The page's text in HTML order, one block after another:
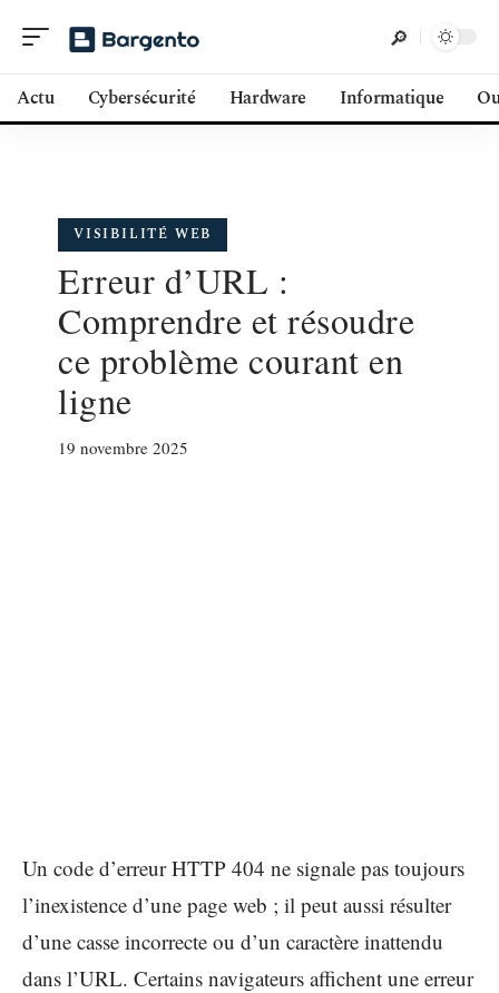
Actu Cybersécurité Hardware Informatique
VISIBILITÉ WEB
Erreur d’URL :
Comprendre et résoudre
ce problème courant en
ligne
19 novembre 2025
Un code d’erreur HTTP 404 ne signale pas toujours
l’inexistence d’une page web ; il peut aussi résulter
d’une casse incorrecte ou d’un caractère inattendu
dans l’URL. Certains navigateurs affichent une erreur